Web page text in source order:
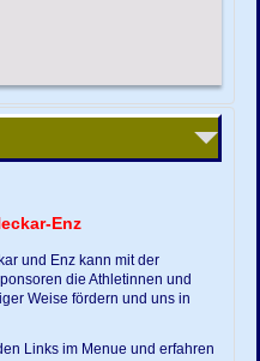
Enz
und Enz kann mit der
die Athletinnen und
Weise fördern und uns in
Links im Menue und erfahren